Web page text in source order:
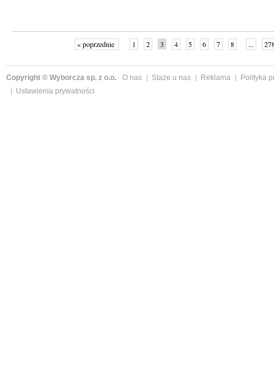
« poprzednie 1 2 3 4 5 6 7 8 ...
Copyright © Wyborcza sp. z o.o. O nas Staże u nas Reklama
Polityka
Ustawienia prywatności